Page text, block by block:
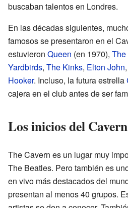
buscaban talentos en Londres.
En las décadas siguientes,
famosos se presentaron en el
estuvieron Queen (en 1970),
Yardbirds, The Kinks, Elton John,
Hooker. Incluso, la futura estrella
cajera en el club antes de ser
Los inicios del
The Cavern es un lugar muy
The Beatles. Pero también es
en vivo más destacados del
presentan al menos 40 grupos.